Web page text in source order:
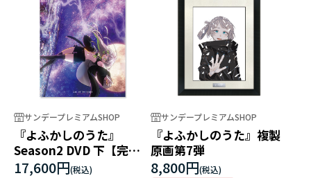
サンデープレミアムSHOP
『よふかしのうた』
Season2 DVD 下【完全
生産限定版】
17,600円
サンデープレミアムSHOP
『よふかしのうた』複製
原画第7弾
8,800円